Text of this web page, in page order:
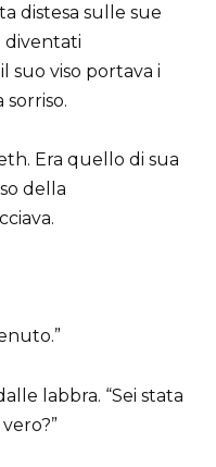
distesa sulle sue
diventati
suo viso portava i
Era quello di sua
della
labbra. “Sei stata